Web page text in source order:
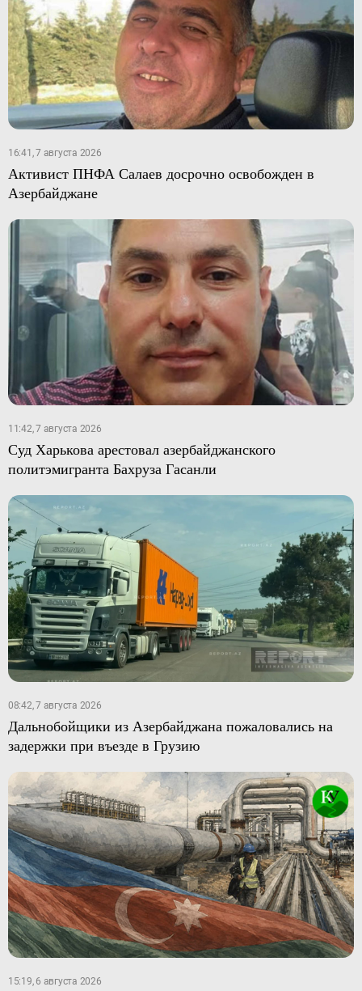
16:41, 7 августа 2026
Активист ПНФА Салаев досрочно освобожден в
Азербайджане
11:42, 7 августа 2026
Суд Харькова арестовал азербайджанского
политэмигранта Бахруза Гасанли
08:42, 7 августа 2026
Дальнобойщики из Азербайджана пожаловались на
задержки при въезде в Грузию
15:19, 6 августа 2026